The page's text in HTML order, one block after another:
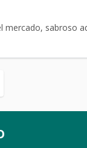
sabroso